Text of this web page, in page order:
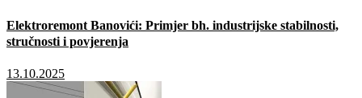
Elektroremont Banovići: Primjer bh. industrijske stabilnosti,
stručnosti i povjerenja
13.10.2025